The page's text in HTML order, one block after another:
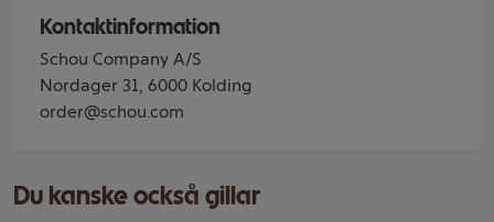
Kontaktinformation
Schou Company A/S
Nordager 31, 6000 Kolding
order@schou.com
Du kanske också gillar